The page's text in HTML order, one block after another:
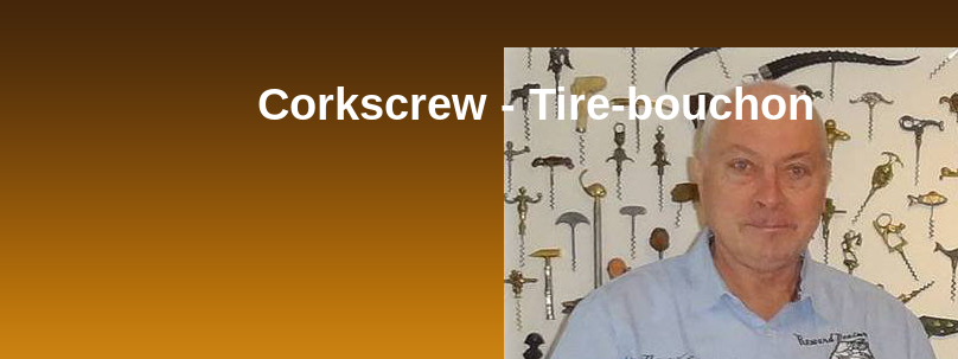
Corkscrew - Tire-bouchon